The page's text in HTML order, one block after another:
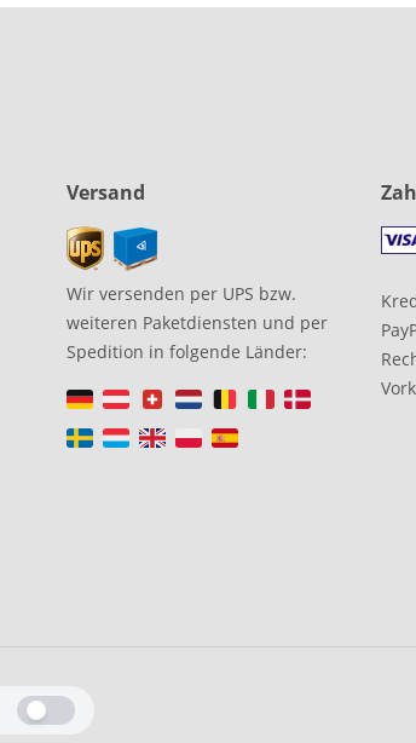
Versand
Wir versenden per UPS bzw.
weiteren Paketdiensten und per
Spedition in folgende Länder: